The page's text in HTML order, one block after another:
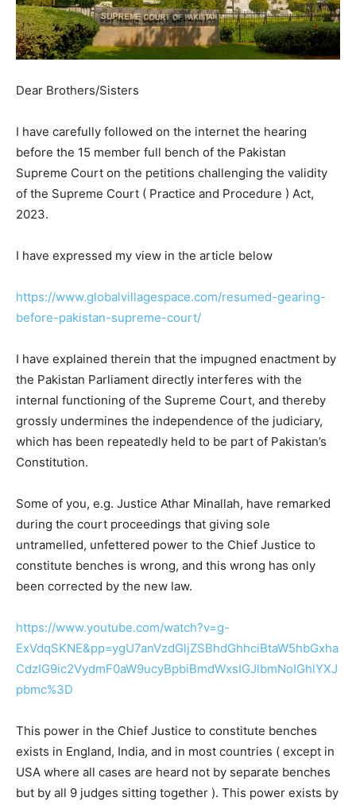
Dear Brothers/Sisters
I have carefully followed on the internet the hearing
before the 15 member full bench of the Pakistan
Supreme Court on the petitions challenging the validity
of the Supreme Court ( Practice and Procedure ) Act,
2023.
I have expressed my view in the article below
https://www.globalvillagespace.com/resumed-gearing-
before-pakistan-supreme-court/
I have explained therein that the impugned enactment by
the Pakistan Parliament directly interferes with the
internal functioning of the Supreme Court, and thereby
grossly undermines the independence of the judiciary,
which has been repeatedly held to be part of Pakistan’s
Constitution.
Some of you, e.g. Justice Athar Minallah, have remarked
during the court proceedings that giving sole
untramelled, unfettered power to the Chief Justice to
constitute benches is wrong, and this wrong has only
been corrected by the new law.
https://www.youtube.com/watch?v=g-
ExVdqSKNE&pp=ygU7anVzdGljZSBhdGhhciBtaW5hbGxha
CdzIG9ic2VydmF0aW9ucyBpbiBmdWxsIGJlbmNoIGhlYXJ
pbmc%3D
This power in the Chief Justice to constitute benches
exists in England, India, and in most countries ( except in
USA where all cases are heard not by separate benches
but by all 9 judges sitting together ). This power exists by